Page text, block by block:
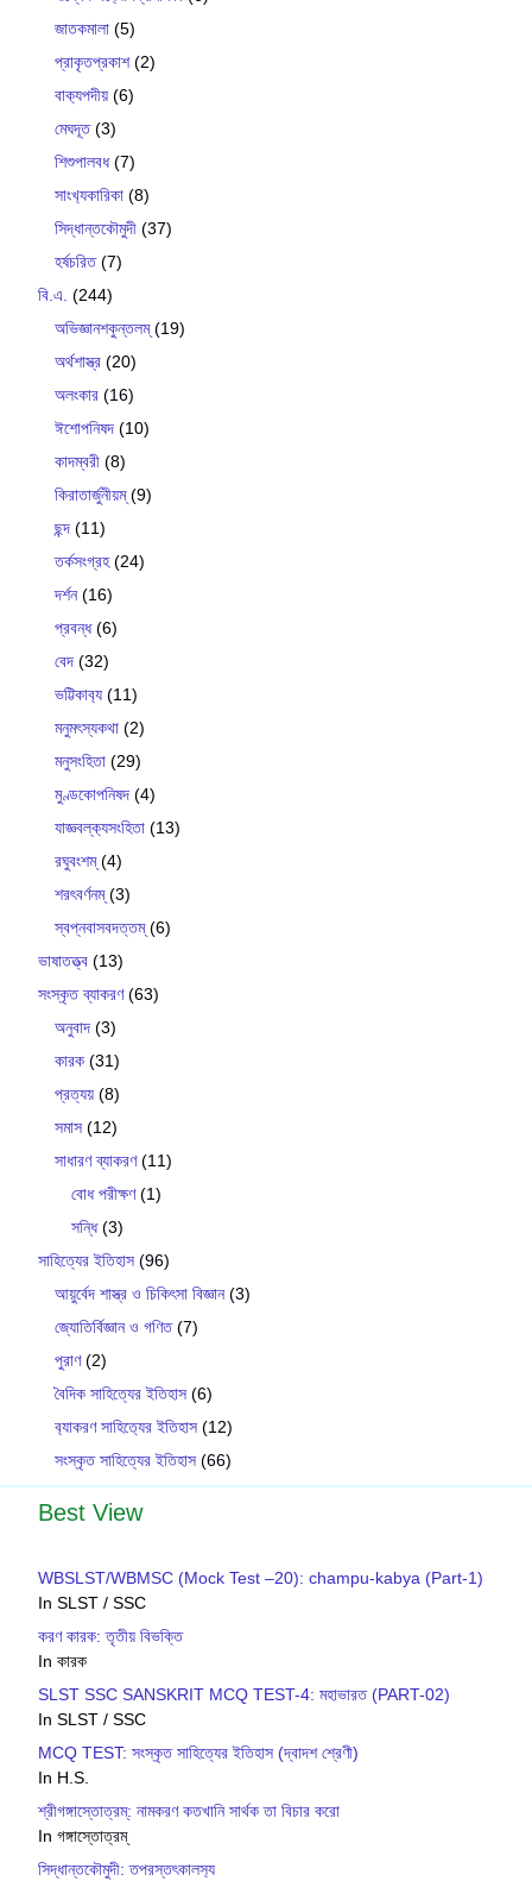
জাতকমালা (5)
প্রাকৃতপ্রকাশ(2)
বাক‍্যপদীয় (6)
মেঘদূত(3)
শিশুপালবধ(7)
সাংখ‍্যকারিকা (8)
সিদ্ধান্তকৌমুদী (37)
হর্ষচরিত(7)
বি.এ. (244)
অভিজ্ঞানশকুন্তলম্(19)
অর্থশাস্ত্র (20)
অলংকার (16)
ঈশোপনিষদ (10)
কাদম্বরী (8)
কিরাতার্জুনীয়ম্(9)
ছন্দ (11)
তর্কসংগ্রহ(24)
দর্শন(16)
প্রবন্ধ(6)
বেদ (32)
ভট্টিকাব‍্য (11)
মনুমৎস্যকথা (2)
মনুসংহিতা (29)
মুণ্ডকোপনিষদ (4)
যাজ্ঞবল্ক‍্যসংহিতা (13)
রঘুবংশম্(4)
শরৎবর্ণনম্(3)
স্বপ্নবাসবদত্তম্(6)
ভাষাতত্ত্ব (13)
সংস্কৃত ব্যাকরণ(63)
অনুবাদ (3)
কারক (31)
প্রত্যয় (8)
সমাস (12)
সাধারণ ব্যাকরণ(11)
বোধ পরীক্ষণ(1)
সন্ধি(3)
সাহিত্যের ইতিহাস (96)
আয়ুর্বেদ শাস্ত্র ও চিকিৎসা বিজ্ঞান(3)
জ্যোতির্বিজ্ঞান ও গণিত(7)
পুরাণ(2)
বৈদিক সাহিত্যের ইতিহাস (6)
ব‍্যাকরণ সাহিত‍্যের ইতিহাস (12)
সংস্কৃত সাহিত্যের ইতিহাস (66)
Best View
WBSLST/WBMSC (Mock Test –20): champu-kabya (Part-1)
In SLST / SSC
করণ কারক: তৃতীয় বিভক্তি
In কারক
SLST SSC SANSKRIT MCQ TEST-4: মহাভারত (PART-02)
In SLST / SSC
MCQ TEST: সংস্কৃত সাহিত্যের ইতিহাস (দ্বাদশ শ্রেণী)
In H.S.
শ্রীগঙ্গাস্তোত্রম্: নামকরণ কতখানি সার্থক তা বিচার করো
In গঙ্গাস্তোত্রম্
সিদ্ধান্তকৌমুদী: তপরস্তৎকালস‍্য